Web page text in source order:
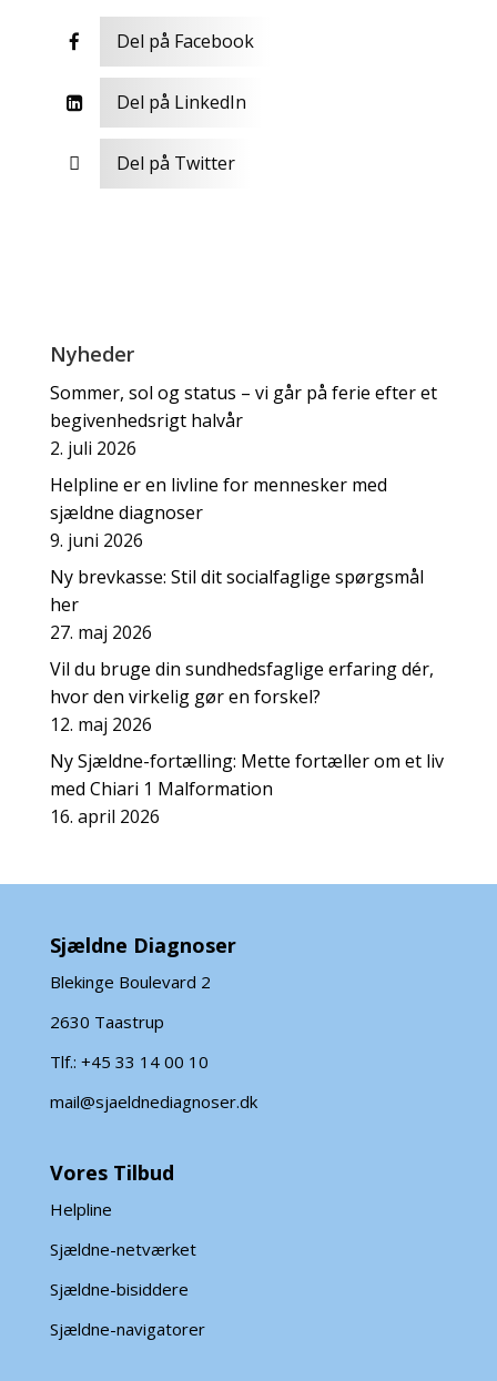
 Del på Facebook
 Del på LinkedIn
 Del på Twitter
Nyheder
Sommer, sol og status – vi går på ferie efter et
begivenhedsrigt halvår
2. juli 2026
Helpline er en livline for mennesker med
sjældne diagnoser
9. juni 2026
Ny brevkasse: Stil dit socialfaglige spørgsmål
her
27. maj 2026
Vil du bruge din sundhedsfaglige erfaring dér,
hvor den virkelig gør en forskel?
12. maj 2026
Ny Sjældne-fortælling: Mette fortæller om et liv
med Chiari 1 Malformation
16. april 2026
Sjældne Diagnoser
Blekinge Boulevard 2
2630 Taastrup
Tlf.: +45 33 14 00 10
mail@sjaeldnediagnoser.dk
Vores Tilbud
Helpline
Sjældne-netværket
Sjældne-bisiddere
Sjældne-navigatorer